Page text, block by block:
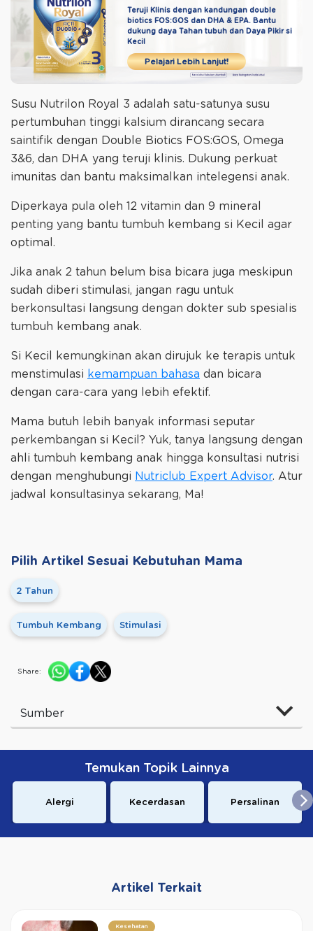
Teruji Klinis dengan kandungan double
biotics FOS:GOS dan DHA & EPA. Bantu
dukung daya Tahan tubuh dan Daya Pikir si
Kecil
Pelajari Lebih Lanjut!
Susu Nutrilon Royal 3 adalah satu-satunya susu
pertumbuhan tinggi kalsium dirancang secara
saintifik dengan Double Biotics FOS:GOS, Omega
3&6, dan DHA yang teruji klinis. Dukung perkuat
imunitas dan bantu maksimalkan intelegensi anak.
Diperkaya pula oleh 12 vitamin dan 9 mineral
penting yang bantu tumbuh kembang si Kecil agar
optimal.
Jika anak 2 tahun belum bisa bicara juga meskipun
sudah diberi stimulasi, jangan ragu untuk
berkonsultasi langsung dengan dokter sub spesialis
tumbuh kembang anak.
Si Kecil kemungkinan akan dirujuk ke terapis untuk
menstimulasi kemampuan bahasa dan bicara
dengan cara-cara yang lebih efektif.
Mama butuh lebih banyak informasi seputar
perkembangan si Kecil? Yuk, tanya langsung dengan
ahli tumbuh kembang anak hingga konsultasi nutrisi
dengan menghubungi Nutriclub Expert Advisor. Atur
jadwal konsultasinya sekarang, Ma!
Pilih Artikel Sesuai Kebutuhan Mama
2 Tahun
Tumbuh Kembang Stimulasi
Share:
Sumber
Temukan Topik Lainnya
Alergi Kecerdasan Persalinan
Artikel Terkait
Kesehatan